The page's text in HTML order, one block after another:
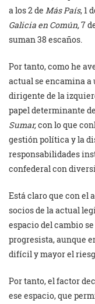
a los 2 de Más País, 1
Galicia en Común,7
suman 38 escaños.
Por tanto, como he
actual se encamina
dirigente de la
papel determinante
Sumar,con lo que
gestión política y la
responsabilidades
confederal con
Está claro que con el
socios de la actual
espacio del cambio
progresista, aunque
difícil y mayor el
Por tanto, el factor
ese espacio, que